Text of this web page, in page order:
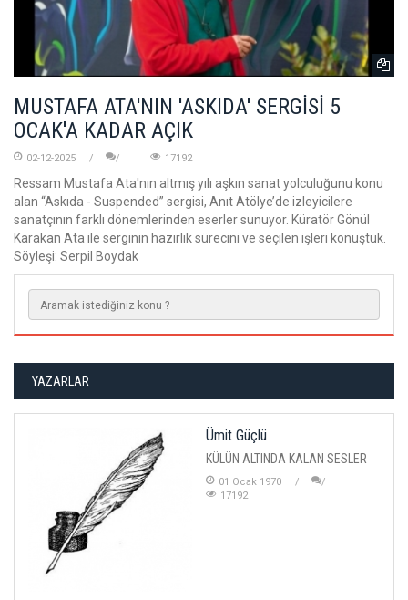
MUSTAFA ATA'NIN 'ASKIDA' SERGİSİ 5
OCAK'A KADAR AÇIK
02-12-2025 17192
Ressam Mustafa Ata'nın altmış yılı aşkın sanat yolculuğunu konu
alan “Askıda - Suspended” sergisi, Anıt Atölye’de izleyicilere
sanatçının farklı dönemlerinden eserler sunuyor. Küratör Gönül
Karakan Ata ile serginin hazırlık sürecini ve seçilen işleri konuştuk.
Söyleşi: Serpil Boydak
YAZARLAR
Ümit Güçlü
KÜLÜN ALTINDA KALAN SESLER
01 Ocak 1970
17192